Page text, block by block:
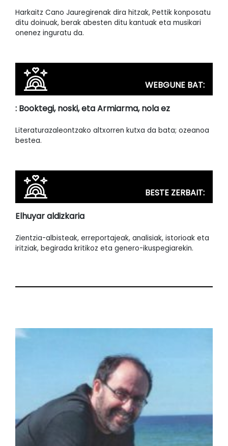
Harkaitz Cano Jauregirenak dira hitzak, Pettik konposatu
ditu doinuak, berak abesten ditu kantuak eta musikari
onenez inguratu da.
WEBGUNE BAT:
: Booktegi, noski, eta Armiarma, nola ez
Literaturazaleontzako altxorren kutxa da bata; ozeanoa
bestea.
BESTE ZERBAIT:
Elhuyar aldizkaria
Zientzia-albisteak, erreportajeak, analisiak, istorioak eta
iritziak, begirada kritikoz eta genero-ikuspegiarekin.